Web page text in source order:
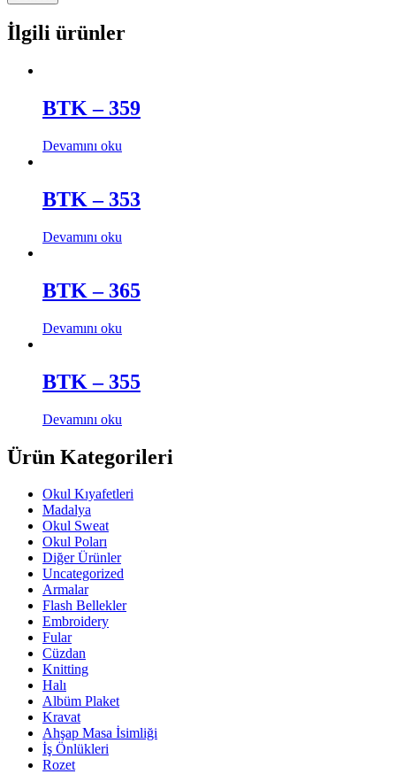
İlgili ürünler
BTK – 359
Devamını oku
BTK – 353
Devamını oku
BTK – 365
Devamını oku
BTK – 355
Devamını oku
Ürün Kategorileri
Okul Kıyafetleri
Madalya
Okul Sweat
Okul Poları
Diğer Ürünler
Uncategorized
Armalar
Flash Bellekler
Embroidery
Fular
Cüzdan
Knitting
Halı
Albüm Plaket
Kravat
Ahşap Masa İsimliği
İş Önlükleri
Rozet